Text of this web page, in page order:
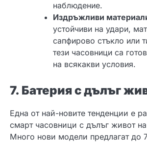
наблюдение.
Издръжливи
устойчиви на удари,
сапфирово стъкло или
тези часовници са
на всякакви условия.
7. Батерия с дълъг
Една от най-новите тенденции е
смарт часовници с дълъг живот
Много нови модели предлагат до